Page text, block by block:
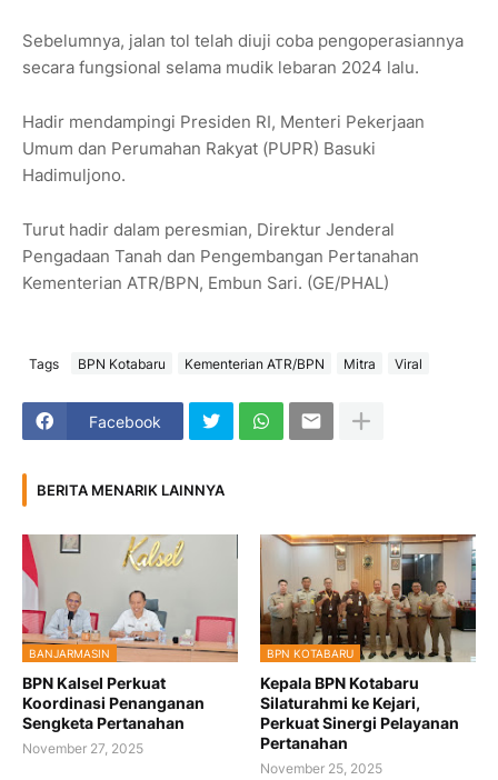
Sebelumnya, jalan tol telah diuji coba pengoperasiannya
secara fungsional selama mudik lebaran 2024 lalu.
Hadir mendampingi Presiden RI, Menteri Pekerjaan
Umum dan Perumahan Rakyat (PUPR) Basuki
Hadimuljono.
Turut hadir dalam peresmian, Direktur Jenderal
Pengadaan Tanah dan Pengembangan Pertanahan
Kementerian ATR/BPN, Embun Sari. (GE/PHAL)
Tags BPN Kotabaru Kementerian ATR/BPN Mitra Viral
Facebook
BERITA MENARIK LAINNYA
BANJARMASIN
BPN Kalsel Perkuat
Koordinasi Penanganan
Sengketa Pertanahan
November 27, 2025
BPN KOTABARU
Kepala BPN Kotabaru
Silaturahmi ke Kejari,
Perkuat Sinergi Pelayanan
Pertanahan
November 25, 2025